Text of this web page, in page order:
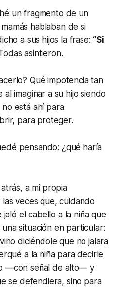
un fragmento de un
hablaban de si
a sus hijos la frase: “Si
asintieron.
Qué impotencia tan
imaginar a su hijo siendo
no está ahí para
para proteger.
pensando: ¿qué haría
a mi propia
veces que, cuidando
el cabello a la niña que
situación en particular:
diciéndole que no jalara
a la niña para decirle
—con señal de alto— y
se defendiera, sino para